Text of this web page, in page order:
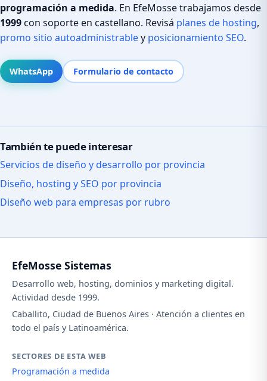
programación a medida. En EfeMosse trabajamos desde
1999con soporte en castellano. Revisá planes de hosting,
promo sitio autoadministrabley posicionamiento SEO.
WhatsApp Formulario de contacto
También te puede interesar
Servicios de diseño y desarrollo por provincia
Diseño, hosting y SEO por provincia
Diseño web para empresas por rubro
EfeMosse Sistemas
Desarrollo web, hosting, dominios y marketing digital.
Actividad desde 1999.
Caballito, Ciudad de Buenos Aires · Atención a clientes en
todo el país y Latinoamérica.
SECTORES DE ESTA WEB
Programación a medida